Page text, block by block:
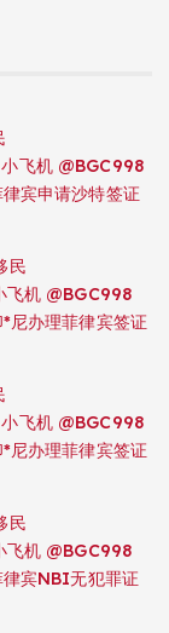
飞机 @BGC998
律宾申请沙特签证
民
机 @BGC998
*尼办理菲律宾签证
飞机 @BGC998
*尼办理菲律宾签证
民
机 @BGC998
律宾NBI无犯罪证